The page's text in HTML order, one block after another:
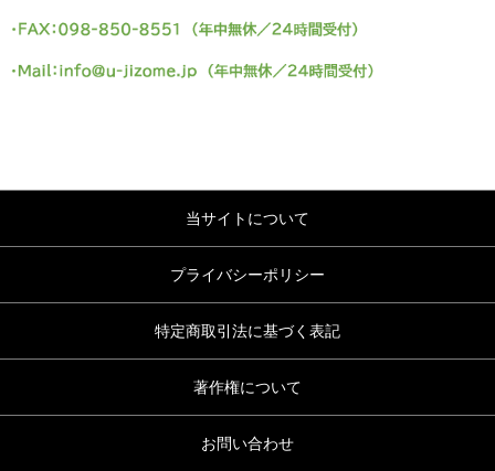
当サイトについて
プライバシーポリシー
特定商取引法に基づく表記
著作権について
お問い合わせ